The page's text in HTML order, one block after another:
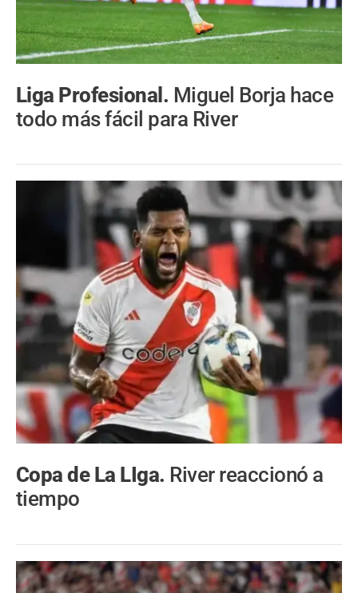
Liga Profesional. Miguel Borja hace
todo más fácil para River
Copa de La LIga. River reaccionó a
tiempo